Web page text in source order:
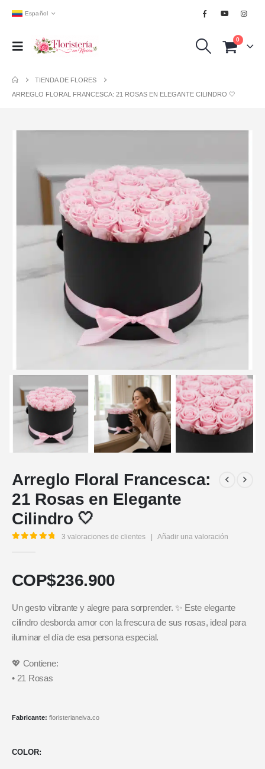
Español
0
TIENDA DE FLORES
ARREGLO FLORAL FRANCESCA: 21 ROSAS EN ELEGANTE CILINDRO 🤍
Arreglo Floral Francesca:
21 Rosas en Elegante
Cilindro 🤍
3 valoraciones de clientes Añadir una valoración
COP$236.900
Un gesto vibrante y alegre para sorprender. ✨ Este elegante
cilindro desborda amor con la frescura de sus rosas, ideal para
iluminar el día de esa persona especial.
💖 Contiene:
• 21 Rosas
Fabricante: floristerianeiva.co
COLOR